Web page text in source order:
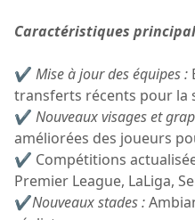
Caractéristiques
✔ Mise à jour des équipes :
transferts récents pour la
✔ Nouveaux visages et
améliorées des joueurs
✔ Compétitions
Premier League, LaLiga,
✔Nouveaux stades :